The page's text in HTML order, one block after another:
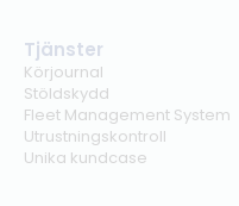
Tjänster
Körjournal
Stöldskydd
Fleet Management System
Utrustningskontroll
Unika kundcase